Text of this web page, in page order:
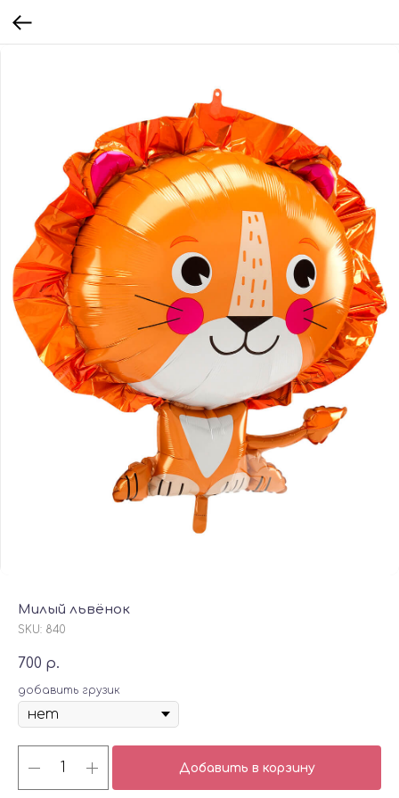
Милый львёнок
SKU: 840
700 р.
добавить грузик
Добавить в корзину